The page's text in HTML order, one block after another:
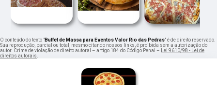
O conteúdo do texto "Buffet de Massa para Eventos Valor Rio das Pedras" é de direito reservado.
Sua reprodução, parcial ou total, mesmo citando nossos links, é proibida sem a autorização do
autor. Crime de violação de direito autoral – artigo 184 do Código Penal –
Lei 9610/98 - Lei de
direitos autorais